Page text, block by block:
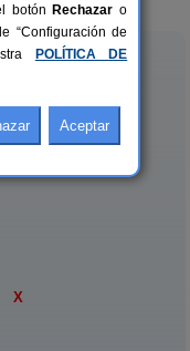
X
botón Rechazar o
“Configuración de
POLÍTICA DE